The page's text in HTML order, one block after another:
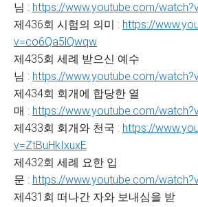
님 : https://www.youtube.com/
제436회 시험의 의미 : https://
v=co6Qa5lQwqw
제435회 세례 받으신 예수
님 : https://www.youtube.com/
제434회 회개에 합당한 열
매 : https://www.youtube.com/
제433회 회개와 천국 : https://
v=ZtBuHkIxuxE
제432회 세례 요한 입
문 : https://www.youtube.com/
제431회 떠나간 자와 보내심을 받